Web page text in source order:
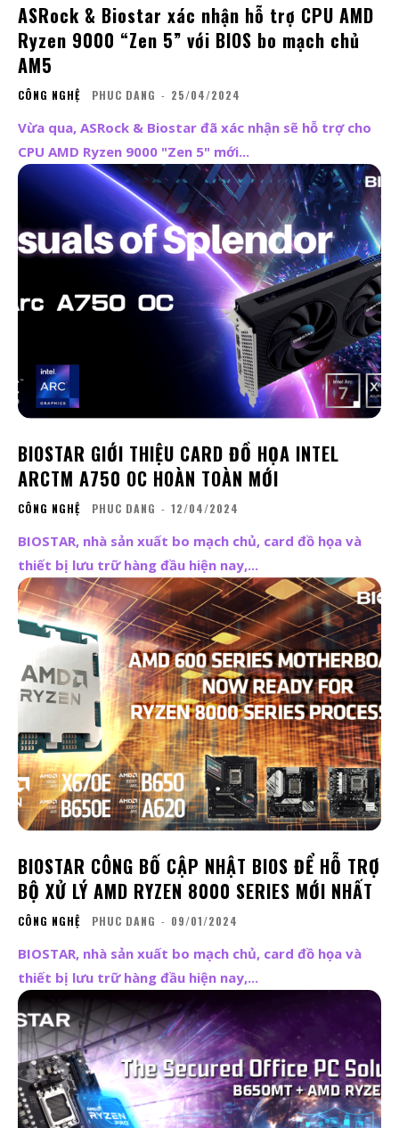
ASRock & Biostar xác nhận hỗ trợ CPU AMD
Ryzen 9000 “Zen 5” với BIOS bo mạch chủ
AM5
CÔNG NGHỆ PHUC DANG - 25/04/2024
Vừa qua, ASRock & Biostar đã xác nhận sẽ hỗ trợ cho
CPU AMD Ryzen 9000 "Zen 5" mới...
BIOSTAR GIỚI THIỆU CARD ĐỒ HỌA INTEL
ARCTM A750 OC HOÀN TOÀN MỚI
CÔNG NGHỆ PHUC DANG - 12/04/2024
BIOSTAR, nhà sản xuất bo mạch chủ, card đồ họa và
thiết bị lưu trữ hàng đầu hiện nay,...
BIOSTAR CÔNG BỐ CẬP NHẬT BIOS ĐỂ HỖ TRỢ
BỘ XỬ LÝ AMD RYZEN 8000 SERIES MỚI NHẤT
CÔNG NGHỆ PHUC DANG - 09/01/2024
BIOSTAR, nhà sản xuất bo mạch chủ, card đồ họa và
thiết bị lưu trữ hàng đầu hiện nay,...